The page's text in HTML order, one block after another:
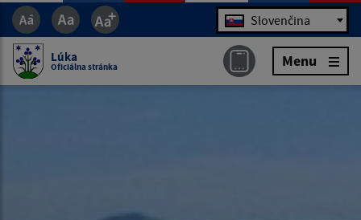
Jazyk Slovenčina
Lúka
Oficiálna stránka Menu